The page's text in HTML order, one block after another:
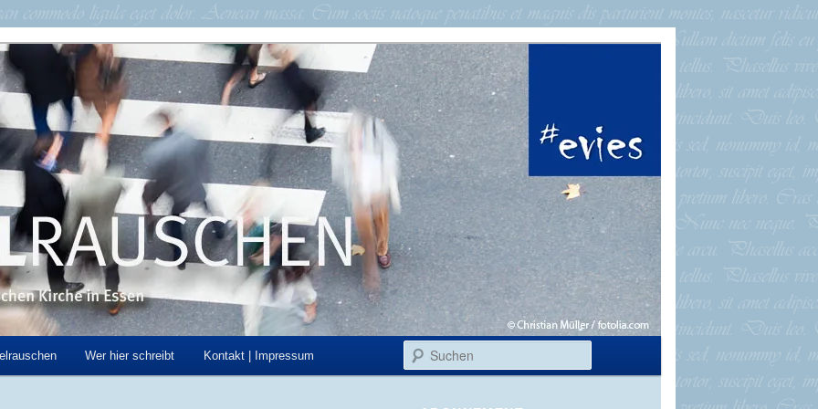
Kirche in Essen
Wer hier schreibt Kontakt | Impressum